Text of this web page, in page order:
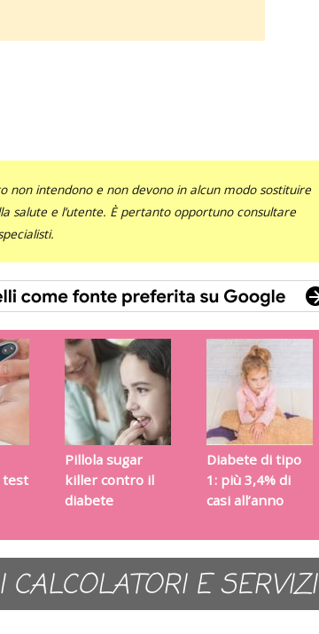
non intendono e non devono in alcun modo sostituire
salute e l’utente. È pertanto opportuno consultare
test
Pillola sugar
killer contro il
diabete
Diabete di tipo
1: più 3,4% di
casi all’anno
E SERVIZI